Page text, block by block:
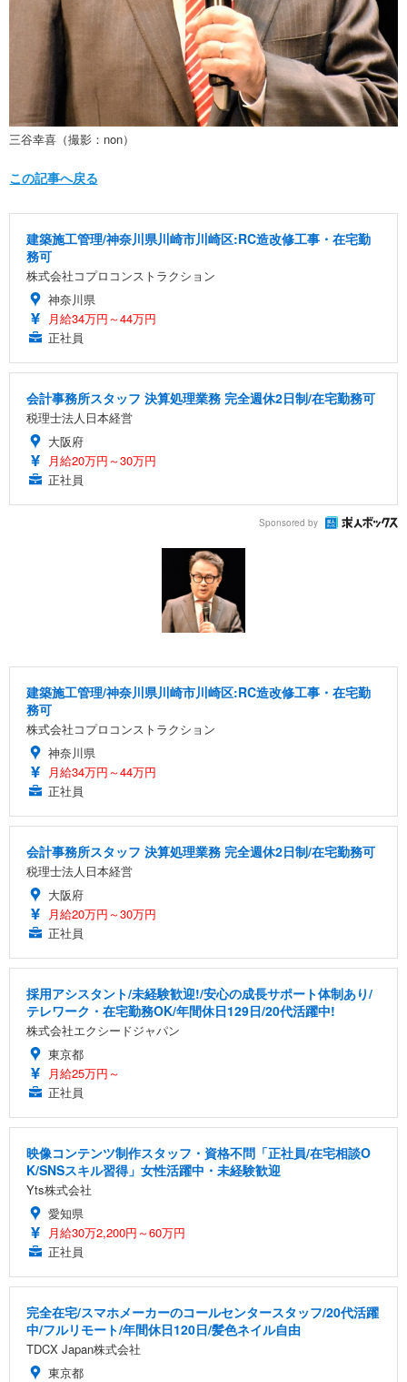
三谷幸喜（撮影：non）
この記事へ戻る
建築施工管理/神奈川県川崎市川崎区:RC造改修工事・在宅勤
務可
株式会社コプロコンストラクション
神奈川県
月給34万円～44万円
正社員
会計事務所スタッフ 決算処理業務 完全週休2日制/在宅勤務可
税理士法人日本経営
大阪府
月給20万円～30万円
正社員
Sponsored by
建築施工管理/神奈川県川崎市川崎区:RC造改修工事・在宅勤
務可
株式会社コプロコンストラクション
神奈川県
月給34万円～44万円
正社員
会計事務所スタッフ 決算処理業務 完全週休2日制/在宅勤務可
税理士法人日本経営
大阪府
月給20万円～30万円
正社員
採用アシスタント/未経験歓迎!/安心の成長サポート体制あり/
テレワーク・在宅勤務OK/年間休日129日/20代活躍中!
株式会社エクシードジャパン
東京都
月給25万円～
正社員
映像コンテンツ制作スタッフ・資格不問「正社員/在宅相談O
K/SNSスキル習得」女性活躍中・未経験歓迎
Yts株式会社
愛知県
月給30万2,200円～60万円
正社員
完全在宅/スマホメーカーのコールセンタースタッフ/20代活躍
中/フルリモート/年間休日120日/髪色ネイル自由
TDCX Japan株式会社
東京都